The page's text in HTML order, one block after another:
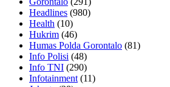
Headlines (980)
Health (10)
Hukrim (46)
Humas Polda Gorontalo (81)
Info Polisi (48)
Info TNI (290)
Infotainment (11)